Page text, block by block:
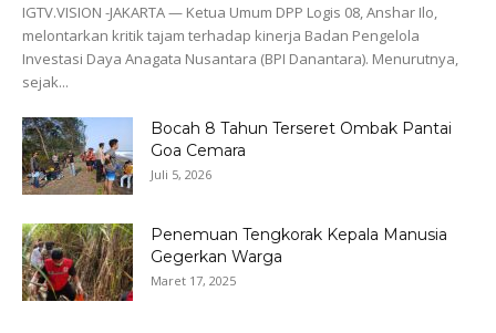
IGTV.VISION -JAKARTA — Ketua Umum DPP Logis 08, Anshar Ilo,
melontarkan kritik tajam terhadap kinerja Badan Pengelola
Investasi Daya Anagata Nusantara (BPI Danantara). Menurutnya,
sejak...
Bocah 8 Tahun Terseret Ombak Pantai
Goa Cemara
Juli 5, 2026
Penemuan Tengkorak Kepala Manusia
Gegerkan Warga
Maret 17, 2025